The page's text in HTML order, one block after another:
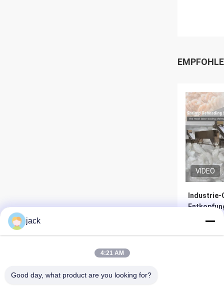
VIDEO
Industrie-
jack
4:21 AM
Good day, what product are you looking for?